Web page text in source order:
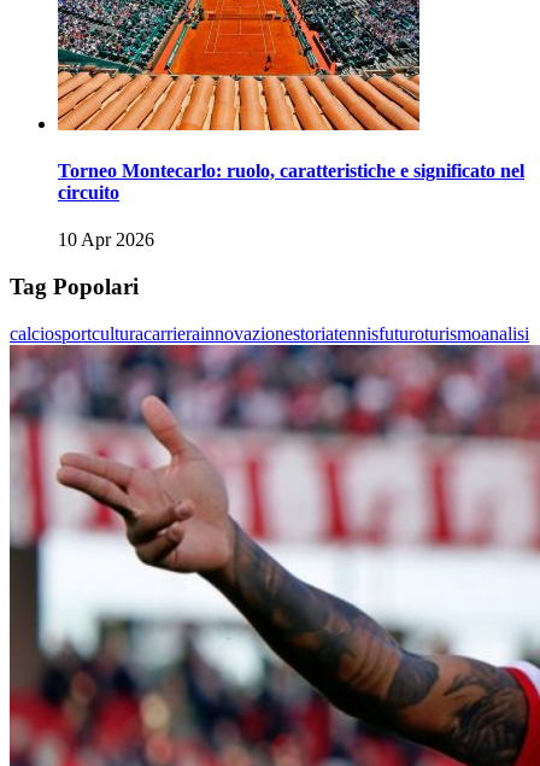
Torneo Montecarlo: ruolo, caratteristiche e significato nel
circuito
10 Apr 2026
Tag Popolari
calciosportculturacarrierainnovazionestoriatennisfuturoturismoanalisi